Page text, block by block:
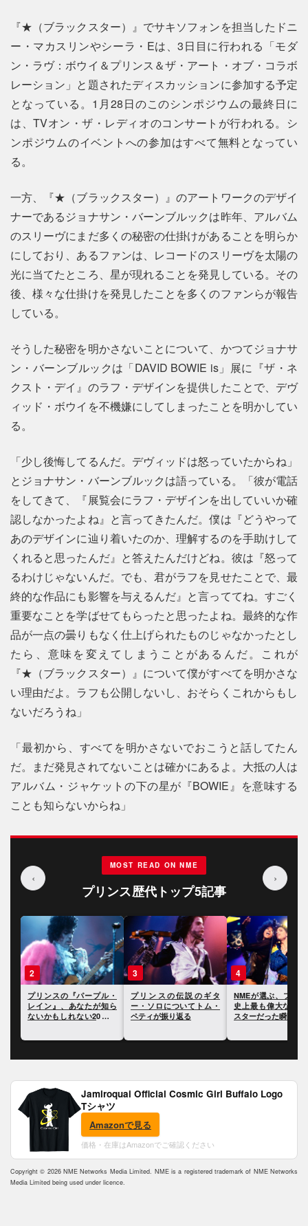
『★（ブラックスター）』でサキソフォンを担当したドニ
ー・マカスリンやシーラ・Eは、3日目に行われる「モダ
ン・ラヴ：ボウイ＆プリンス＆ザ・アート・オブ・コラボ
レーション」と題されたディスカッションに参加する予定
となっている。1月28日のこのシンポジウムの最終日に
は、TVオン・ザ・レディオのコンサートが行われる。シ
ンポジウムのイベントへの参加はすべて無料となってい
る。
一方、『★（ブラックスター）』のアートワークのデザイ
ナーであるジョナサン・バーンブルックは昨年、アルバム
のスリーヴにまだ多くの秘密の仕掛けがあることを明らか
にしており、あるファンは、レコードのスリーヴを太陽の
光に当てたところ、星が現れることを発見している。その
後、様々な仕掛けを発見したことを多くのファンらが報告
している。
そうした秘密を明かさないことについて、かつてジョナサ
ン・バーンブルックは「DAVID BOWIE is」展に『ザ・ネ
クスト・デイ』のラフ・デザインを提供したことで、デヴ
ィッド・ボウイを不機嫌にしてしまったことを明かしてい
る。
「少し後悔してるんだ。デヴィッドは怒っていたからね」
とジョナサン・バーンブルックは語っている。「彼が電話
をしてきて、『展覧会にラフ・デザインを出していいか確
認しなかったよね』と言ってきたんだ。僕は『どうやって
あのデザインに辿り着いたのか、理解するのを手助けして
くれると思ったんだ』と答えたんだけどね。彼は『怒って
るわけじゃないんだ。でも、君がラフを見せたことで、最
終的な作品にも影響を与えるんだ』と言っててね。すごく
重要なことを学ばせてもらったと思ったよね。最終的な作
品が一点の曇りもなく仕上げられたものじゃなかったとし
たら、意味を変えてしまうことがあるんだ。これが
『★（ブラックスター）』について僕がすべてを明かさな
い理由だよ。ラフも公開しないし、おそらくこれからもし
ないだろうね」
「最初から、すべてを明かさないでおこうと話してたん
だ。まだ発見されてないことは確かにあるよ。大抵の人は
アルバム・ジャケットの下の星が『BOWIE』を意味する
ことも知らないからね」
‹
MOST READ ON NME
プリンス歴代トップ5記事
›
3
プリンスの伝説のギタ
ー・ソロについてトム・
ペティが振り返る
4
NMEが選ぶ、プリンスが
史上最も偉大なロック・
スターだった瞬間10選
5
プリンス、生前に
文書の中でケイテ
ペリーやエド・シ
Jamiroquai Official Cosmic Girl Buffalo Logo
Tシャツ
Amazonで見る
価格・在庫はAmazonでご確認ください
Copyright © 2026 NME Networks Media Limited. NME is a registered trademark of NME Networks
Media Limited being used under licence.